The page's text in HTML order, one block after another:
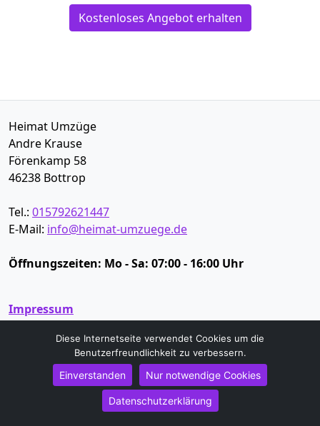
Kostenloses Angebot erhalten
Heimat Umzüge
Andre Krause
Förenkamp 58
46238 Bottrop
Tel.: 015792621447
E-Mail: info@heimat-umzuege.de
Öffnungszeiten: Mo - Sa: 07:00 - 16:00 Uhr
Impressum
Umzugsservice
Umzugsservice Bottrop
Büroumzug Bottrop
Diese Internetseite verwendet Cookies um die
Benutzerfreundlichkeit zu verbessern.
Einverstanden Nur notwendige Cookies
Datenschutzerklärung